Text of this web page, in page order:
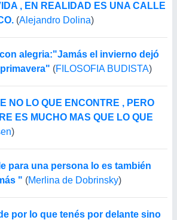
, EN REALIDAD ES UNA CALLE
(Alejandro Dolina)
alegria:"Jamás el invierno dejó
(FILOSOFIA BUDISTA)
NO LO QUE ENCONTRE , PERO
ES MUCHO MAS QUE LO QUE
)
para una persona lo es también
" (Merlina de Dobrinsky)
por lo que tenés por delante sino